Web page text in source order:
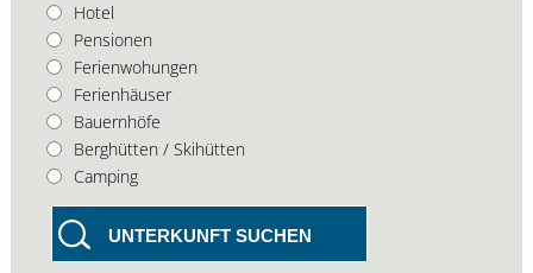
Hotel
Pensionen
Ferienwohungen
Ferienhäuser
Bauernhöfe
Berghütten / Skihütten
Camping
UNTERKUNFT SUCHEN